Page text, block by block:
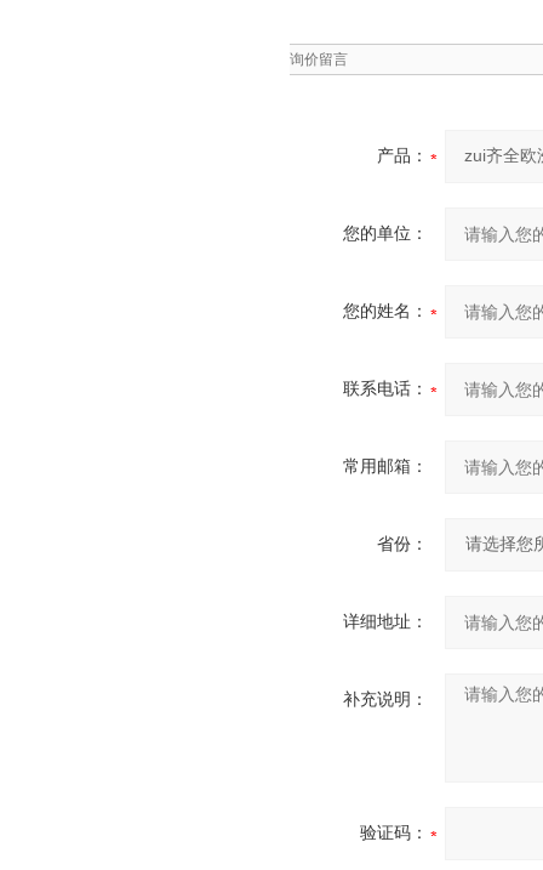
询价留言
产品：
您的单位：
您的姓名：
联系电话：
常用邮箱：
省份：
详细地址：
补充说明：
验证码：